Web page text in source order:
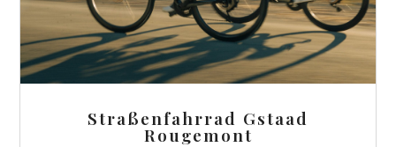
Straßenfahrrad Gstaad
Rougemont